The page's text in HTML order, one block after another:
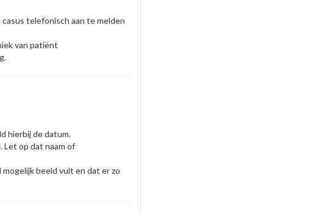
telefonisch aan te melden
van patiënt
hierbij de datum.
Let op dat naam of
beeld vult en dat er zo